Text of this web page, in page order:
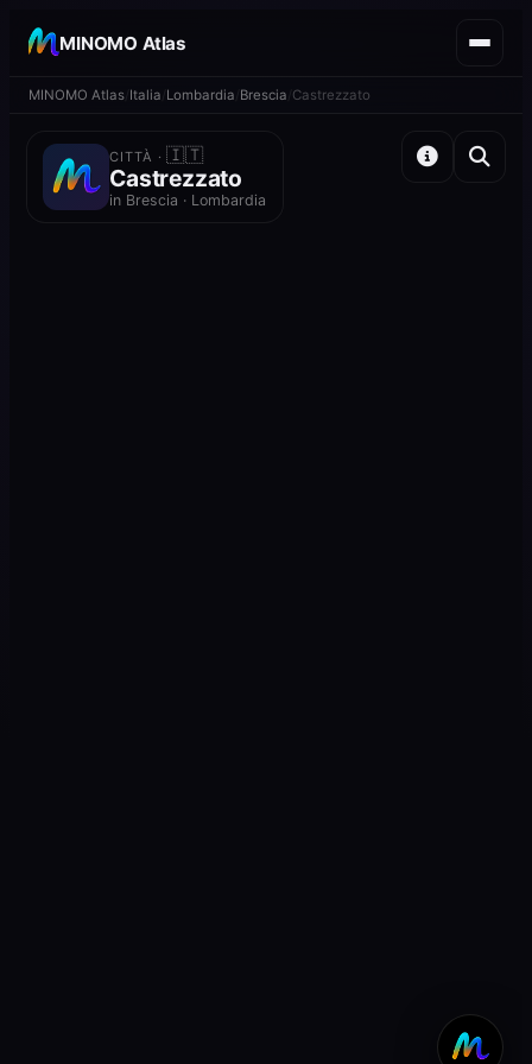
MINOMO Atlas
MINOMO Atlas Italia Lombardia Brescia Castrezzato
CITTÀ ·🇮🇹
Castrezzato
in Brescia · Lombardia